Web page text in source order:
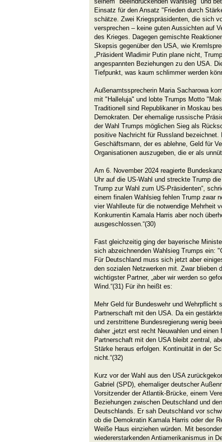
Einsatz für den Ansatz "Frieden durch
schätze. Zwei Kriegspräsidenten, die sich
versprechen – keine guten Aussichten auf
des Krieges. Dagegen gemischte
Skepsis gegenüber den USA, wie
„Präsident Wladimir Putin plane nicht,
angespannten Beziehungen zu den USA.
Tiefpunkt, was kaum schlimmer werden
Außenamtssprecherin Maria Sacharowa
mit "Halleluja" und lobte Trumps Motto
Traditionell sind Republikaner in Moskau
Demokraten. Der ehemalige russische
der Wahl Trumps möglichen Sieg als
positive Nachricht für Russland bezeichnet.
Geschäftsmann, der es ablehne, Geld für
Organisationen auszugeben, die er als
Am 6. November 2024 reagierte
Uhr auf die US-Wahl und streckte Trump
Trump zur Wahl zum US-Präsidenten“,
einem finalen Wahlsieg fehlen Trump zwar
vier Wahlleute für die notwendige Mehrheit
Konkurrentin Kamala Harris aber noch
ausgeschlossen.“(30)
Fast gleichzeitig ging der bayerische
sich abzeichnenden Wahlsieg Trumps ein:
Für Deutschland muss sich jetzt aber
den sozialen Netzwerken mit. Zwar blieben
wichtigster Partner, „aber wir werden so
Wind.“(31) Für ihn heißt es:
Mehr Geld für Bundeswehr und Wehrpflicht
Partnerschaft mit den USA. Da ein
und zerstrittene Bundesregierung wenig
daher „jetzt erst recht Neuwahlen und
Partnerschaft mit den USA bleibt zentral,
Stärke heraus erfolgen. Kontinuität in der
nicht.“(32)
Kurz vor der Wahl aus den USA
Gabriel (SPD), ehemaliger deutscher
Vorsitzender der Atlantik-Brücke, einem
Beziehungen zwischen Deutschland und
Deutschlands. Er sah Deutschland vor
ob die Demokratin Kamala Harris oder der
Weiße Haus einziehen würden. Mit
wiedererstarkenden Antiamerikanismus in